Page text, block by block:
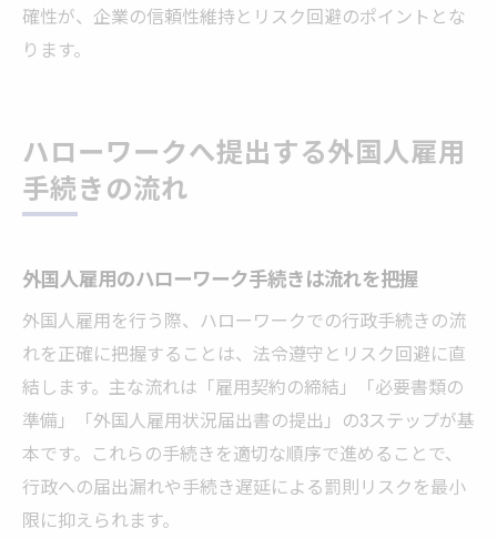
確性が、企業の信頼性維持とリスク回避のポイントとな
ります。
ハローワークへ提出する外国人雇用
手続きの流れ
外国人雇用のハローワーク手続きは流れを把握
外国人雇用を行う際、ハローワークでの行政手続きの流
れを正確に把握することは、法令遵守とリスク回避に直
結します。主な流れは「雇用契約の締結」「必要書類の
準備」「外国人雇用状況届出書の提出」の3ステップが基
本です。これらの手続きを適切な順序で進めることで、
行政への届出漏れや手続き遅延による罰則リスクを最小
限に抑えられます。